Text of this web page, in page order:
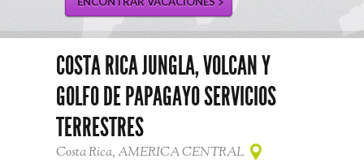
COSTA RICA JUNGLA, VOLCAN Y
GOLFO DE PAPAGAYO SERVICIOS
TERRESTRES
Costa Rica, AMERICA CENTRAL